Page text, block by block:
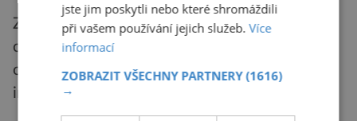
Zmíněný integrovaný antivirus pak pomáhá
chránit proti webovým stránkám se škodlivým
obsahem i platební transakce prováděné na
internetu.
jste jim poskytli nebo které shromáždili
při vašem používání jejich služeb.Více
informací
ZOBRAZIT VŠECHNY PARTNERY(1616)
→